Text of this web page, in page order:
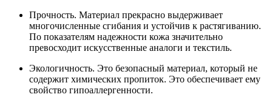
Прочность. Материал прекрасно выдерживает
многочисленные сгибания и устойчив к растягиванию.
По показателям надежности кожа значительно
превосходит искусственные аналоги и текстиль.
Экологичность. Это безопасный материал, который не
содержит химических пропиток. Это обеспечивает ему
свойство гипоаллергенности.